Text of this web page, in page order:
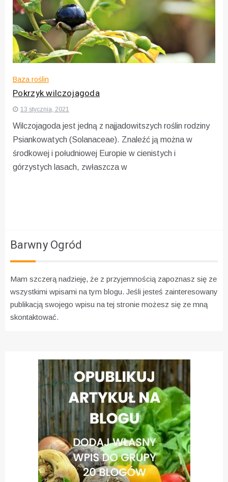
Baza roślin
Pokrzyk wilczojagoda
13 stycznia, 2021
Wilczojagoda jest jedną z najjadowitszych roślin rodziny
Psiankowatych (Solanaceae). Znaleźć ją można w
środkowej i południowej Europie w cienistych i
górzystych lasach, zwłaszcza w
Barwny Ogród
Mam szczerą nadzieję, że z przyjemnością zapoznasz się ze
wszystkimi wpisami na tym blogu. Jeśli jesteś zainteresowany
publikacją swojego wpisu na tej stronie możesz się ze mną
skontaktować.